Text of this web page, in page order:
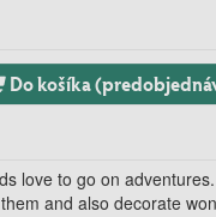
Do košíka
love to go on
and also decorate